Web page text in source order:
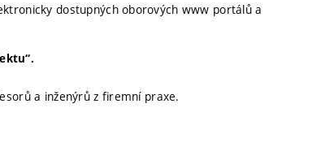
dostupných oborových www portálů a
a inženýrů z firemní praxe.